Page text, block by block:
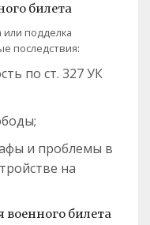
билета
или подделка
последствия:
по ст. 327 УК
и проблемы в
на
военного билета